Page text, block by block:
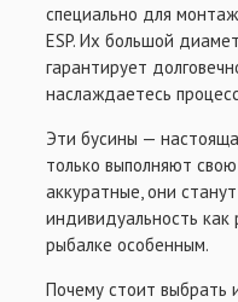
специально для
ESP. Их большой
гарантирует
наслаждаетесь
Эти бусины —
только выполняют
аккуратные, они
индивидуальность
рыбалке особенным.
Почему стоит выбрать